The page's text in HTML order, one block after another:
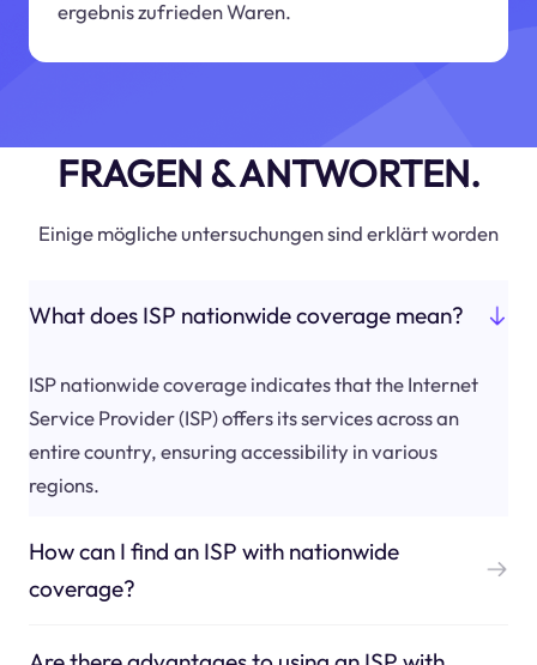
ergebnis zufrieden Waren.
FRAGEN & ANTWORTEN.
Einige mögliche untersuchungen sind erklärt worden
What does ISP nationwide coverage mean?
ISP nationwide coverage indicates that the Internet
Service Provider (ISP) offers its services across an
entire country, ensuring accessibility in various
regions.
How can I find an ISP with nationwide
coverage?